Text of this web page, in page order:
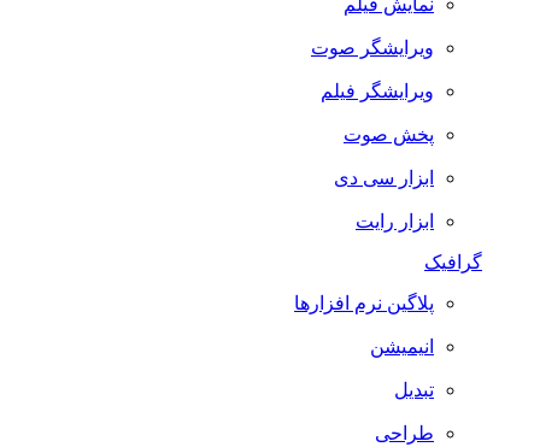
نمایش فیلم
ویرایشگر صوت
ویرایشگر فیلم
پخش صوت
ابزار سی دی
ابزار رایت
گرافیک
پلاگین نرم افزارها
انیمیشن
تبدیل
طراحی